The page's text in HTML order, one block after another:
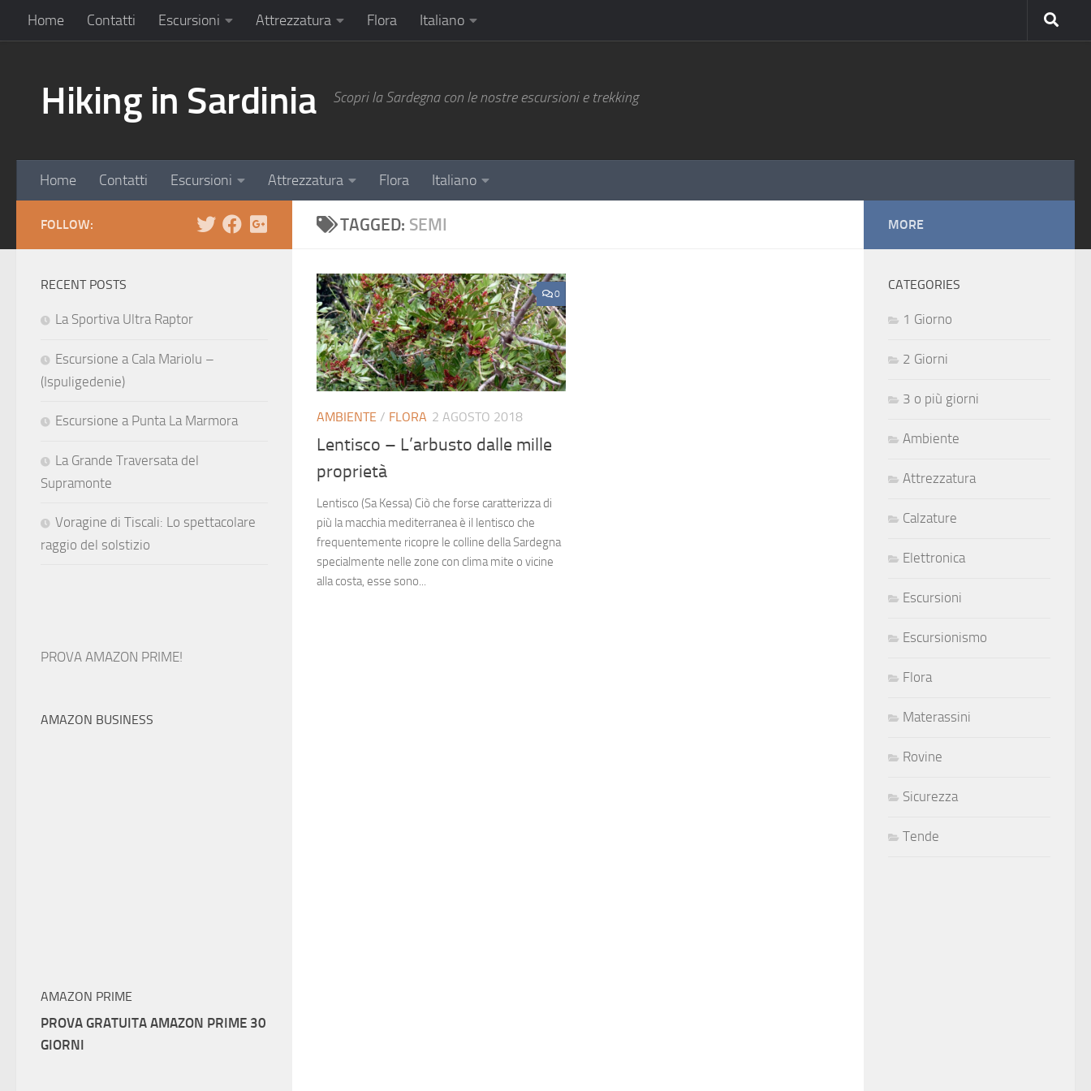
Home Contatti Escursioni Attrezzatura Flora Italiano
Hiking in Sardinia Scopri la Sardegna con le nostre escursioni e trekking
Home Contatti Escursioni Attrezzatura Flora Italiano
TAGGED: SEMI
0
AMBIENTE / FLORA 2 AGOSTO 2018
Lentisco – L’arbusto dalle mille
proprietà
Lentisco (Sa Kessa) Ciò che forse caratterizza di
più la macchia mediterranea è il lentisco che
frequentemente ricopre le colline della Sardegna
specialmente nelle zone con clima mite o vicine
alla costa, esse sono...
FOLLOW:
RECENT POSTS
La Sportiva Ultra Raptor
Escursione a Cala Mariolu –
(Ispuligedenie)
Escursione a Punta La Marmora
La Grande Traversata del
Supramonte
Voragine di Tiscali: Lo spettacolare
raggio del solstizio
PROVA AMAZON PRIME!
AMAZON BUSINESS
AMAZON PRIME
PROVA GRATUITA AMAZON PRIME 30
GIORNI
MORE
CATEGORIES
1 Giorno
2 Giorni
3 o più giorni
Ambiente
Attrezzatura
Calzature
Elettronica
Escursioni
Escursionismo
Flora
Materassini
Rovine
Sicurezza
Tende